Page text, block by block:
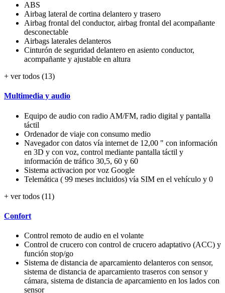
ABS
Airbag lateral de cortina delantero y trasero
Airbag frontal del conductor, airbag frontal del acompañante
desconectable
Airbags laterales delanteros
Cinturón de seguridad delantero en asiento conductor,
acompañante y ajustable en altura
+ ver todos (13)
Multimedia y audio
Equipo de audio con radio AM/FM, radio digital y pantalla
táctil
Ordenador de viaje con consumo medio
Navegador con datos vía internet de 12,00 " con información
en 3D y con voz, control mediante pantalla táctil y
información de tráfico 30,5, 60 y 60
Sistema activacion por voz Google
Telemática ( 99 meses incluidos) vía SIM en el vehículo y 0
+ ver todos (11)
Confort
Control remoto de audio en el volante
Control de crucero con control de crucero adaptativo (ACC) y
función stop/go
Sistema de distancia de aparcamiento delanteros con sensor,
sistema de distancia de aparcamiento traseros con sensor y
cámara, sistema de distancia de aparcamiento en los lados con
sensor